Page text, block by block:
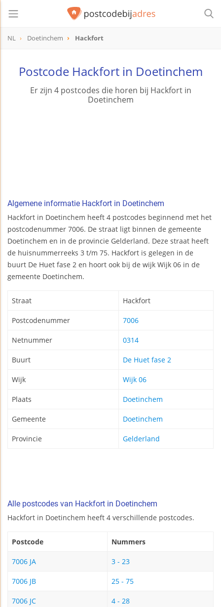
NL Doetinchem Hackfort
Postcode Hackfort in Doetinchem
Er zijn 4 postcodes die horen bij Hackfort in
Doetinchem
Algemene informatie Hackfort in Doetinchem
Hackfort in Doetinchem heeft 4 postcodes beginnend met het
postcodenummer 7006. De straat ligt binnen de gemeente
Doetinchem en in de provincie Gelderland. Deze straat heeft
de huisnummerreeks 3 t/m 75. Hackfort is gelegen in de
buurt De Huet fase 2 en hoort ook bij de wijk Wijk 06 in de
gemeente Doetinchem.
Straat Hackfort
Postcodenummer 7006
Netnummer 0314
Buurt De Huet fase 2
Wijk Wijk 06
Plaats Doetinchem
Gemeente Doetinchem
Provincie Gelderland
Alle postcodes van Hackfort in Doetinchem
Hackfort in Doetinchem heeft 4 verschillende postcodes.
Postcode Nummers
7006 JA 3 - 23
7006 JB 25 - 75
7006 JC 4 - 28